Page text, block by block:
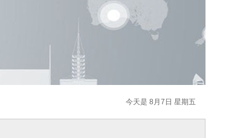
今天是 8月7日 星期五